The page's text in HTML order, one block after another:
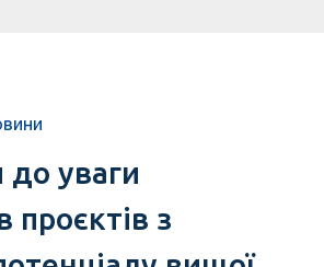
до уваги
проєктів з